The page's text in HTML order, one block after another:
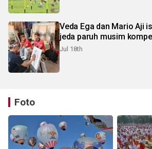
Veda Ega dan Mario Aji
jeda paruh musim
Jul 18th
Foto